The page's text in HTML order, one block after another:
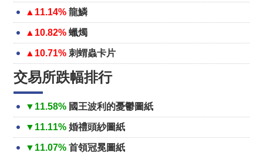
▲11.14% 龍鱗
▲10.82% 蠟燭
▲10.71% 刺蝟蟲卡片
交易所跌幅排行
▼11.58% 國王波利的憂鬱圖紙
▼11.11% 婚禮頭紗圖紙
▼11.07% 首領冠冕圖紙